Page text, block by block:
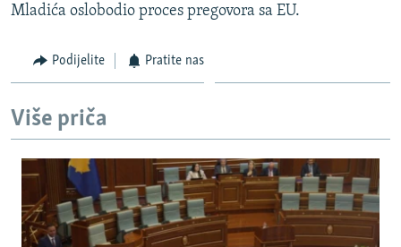
GENOCID U SREBRENICI
POPLAVE I KLIZIŠTA U BIH 2024.
TV LIBERTY
MOJA EVROPA
TRI DECENIJE OD RATA U BIH
Sve RFE/RL stranice
Mladića oslobodio proces pregovora sa EU.
Podijelite Pratite nas
Više priča